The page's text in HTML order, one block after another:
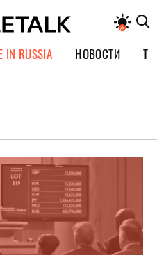
IN RUSSIA НОВОСТИ